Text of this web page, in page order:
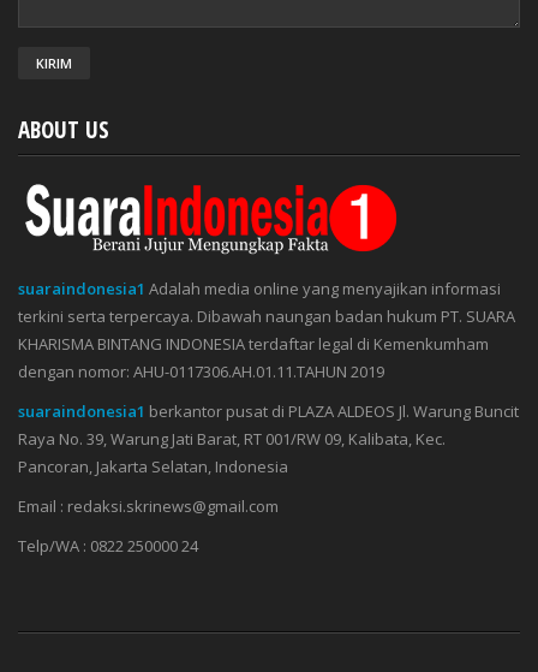
ABOUT US
suaraindonesia1 Adalah media online yang menyajikan informasi
terkini serta terpercaya. Dibawah naungan badan hukum PT. SUARA
KHARISMA BINTANG INDONESIA terdaftar legal di Kemenkumham
dengan nomor: AHU-0117306.AH.01.11.TAHUN 2019
suaraindonesia1 berkantor pusat di PLAZA ALDEOS Jl. Warung Buncit
Raya No. 39, Warung Jati Barat, RT 001/RW 09, Kalibata, Kec.
Pancoran, Jakarta Selatan, Indonesia
Email : redaksi.skrinews@gmail.com
Telp/WA : 0822 250000 24